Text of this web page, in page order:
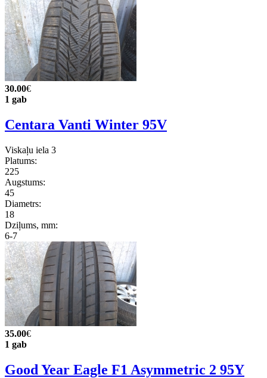
30.00€
1 gab
Centara Vanti Winter 95V
Viskaļu iela 3
Platums:
225
Augstums:
45
Diametrs:
18
Dziļums, mm:
6-7
35.00€
1 gab
Good Year Eagle F1 Asymmetric 2 95Y